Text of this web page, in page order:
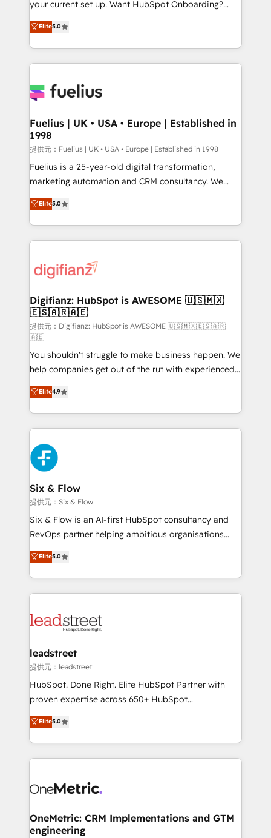
implementations delivered. AI visibility coverage
across ChatGPT, Claude, Perplexity, Gemini and
Innovation HubSpot Impact Award - Platform
Migration Excellence HubSpot Impact Award -
professionals.
your current set up. Want HubSpot Onboarding?
We'll customise your CRM & automate your business
processes. Welcome to our Profile! We can help
with... • CRM implementation, reports & workflows,
and team training • CRM migration: Salesforce,
Custom API integrations & ERP systems inc. SAP and
super skilled members) • 150+ Clients for Sales Hub,
Marketing Hub, Service Hub, Data Hub and Website
(CMS) • ISO/IEC 27001:2022, ISO 9001:2015 and
now... ISO 42001: 2023 certified • Exclusive AI
'GuardHub' governance framework, based on ISO
𝗳𝗼𝗿 𝘁𝗵𝗲 𝗻𝗲𝘅𝘁 𝘀𝘁𝗲𝗽? Click the 👈 '𝗖𝗼𝗻𝘁𝗮𝗰𝘁
𝗯𝘂𝘀𝗶𝗻𝗲𝘀𝘀' button to get in touch (𝘸𝘦'𝘳𝘦 𝘴𝘶𝘱𝘦𝘳
Elite5.0
Fuelius | UK • USA • Europe | Established in
1998
提供元：Fuelius | UK • USA • Europe | Established in 1998
Fuelius is a 25-year-old digital transformation,
marketing automation and CRM consultancy. We
enable mid-market and enterprise clients to
maximise their return from digital and fuel their
growth. We modernise platforms, streamline
operations that are causing inefficiencies, improve
supercharge revenue operations Key services: • CRM
Transformation / Web Development • RevOps &
Sales Consulting • Marketing Automation What
makes us different? 🚀 Top 0.5% of global HubSpot
agencies ⚙️ The strongest technical ability and
integration capabilities 💼 Consultative, long-term
partners who will embed ourselves into your
business, processes and systems 🏢 We specialise in
working with mid-market and enterprise
organisations, global organisations and those with
complex use cases 🏆 CRM Implementation,
Platform Enablement, Custom Integration and
Onboarding Accredited 🔐 ISO27001 & ISO9001
Certified
Elite5.0
Digifianz: HubSpot is AWESOME 🇺🇸🇲🇽
🇪🇸🇦🇷🇦🇪
提供元：Digifianz: HubSpot is AWESOME 🇺🇸🇲🇽🇪🇸🇦🇷
🇦🇪
You shouldn't struggle to make business happen. We
help companies get out of the rut with experienced,
process-oriented teams implementing HubSpot
Marketing, Sales, Service, CMS and Operations Hub,
so selling and actually engaging with your customers
feels easy and pain-free. We are a top ranked
HubSpot Elite Partner, winner of Rookie of the Year
and Customer First Awards, 4.9/5 rating in HubSpot
Reviews and 4.9/5 rating in Clutch Reviews. Digifianz
helps the following industries: logistics & 3PL, home
improvement & construction, branding and
commercialization, real estate, health, education,
SaaS, Software Dev & IT and consulting, make the
the United States, EU, UAE, Mexico and Latin
America. From casual user to super fan: make
Elite4.9
Six & Flow
提供元：Six & Flow
Six & Flow is an AI-first HubSpot consultancy and
RevOps partner helping ambitious organisations
grow with clarity, confidence, and intelligence.
Operating across the UK, Netherlands, Ireland, and
Canada, we’ve delivered thousands of successful
HubSpot projects for mid-market and enterprise
combine HubSpot, data, and AI to design connected
and technology for predictable, scalable revenue
growth. Our expertise spans RevOps, CRM and data
architecture, AI enablement, and strategic marketing,
delivered through our proprietary FLAIR framework
Partner and ISO 27001:2022 certified consultancy,
we blend strategy, creativity, and technology to help
Elite5.0
leadstreet
提供元：leadstreet
HubSpot. Done Right. Elite HubSpot Partner with
proven expertise across 650+ HubSpot
implementations. With 12+ years of HubSpot
experience, we help you use the HubSpot platform
to its fullest capacity, improve your current HubSpot
website, or build your new one.
Elite5.0
OneMetric: CRM Implementations and GTM
engineering